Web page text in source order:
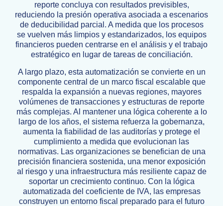
reporte concluya con resultados previsibles,
reduciendo la presión operativa asociada a escenarios
de deducibilidad parcial. A medida que los procesos
se vuelven más limpios y estandarizados, los equipos
financieros pueden centrarse en el análisis y el trabajo
estratégico en lugar de tareas de conciliación.
A largo plazo, esta automatización se convierte en un
componente central de un marco fiscal escalable que
respalda la expansión a nuevas regiones, mayores
volúmenes de transacciones y estructuras de reporte
más complejas. Al mantener una lógica coherente a lo
largo de los años, el sistema refuerza la gobernanza,
aumenta la fiabilidad de las auditorías y protege el
cumplimiento a medida que evolucionan las
normativas. Las organizaciones se benefician de una
precisión financiera sostenida, una menor exposición
al riesgo y una infraestructura más resiliente capaz de
soportar un crecimiento continuo. Con la lógica
automatizada del coeficiente de IVA, las empresas
construyen un entorno fiscal preparado para el futuro